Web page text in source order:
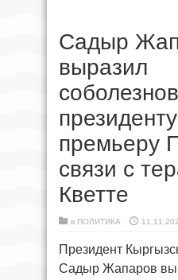
Садыр
выразил
премьеру
связи с
Кветте
в ПОЛИТИКА
Президент
Садыр Жапаров